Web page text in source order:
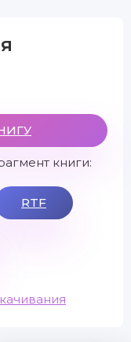
книги:
RTF